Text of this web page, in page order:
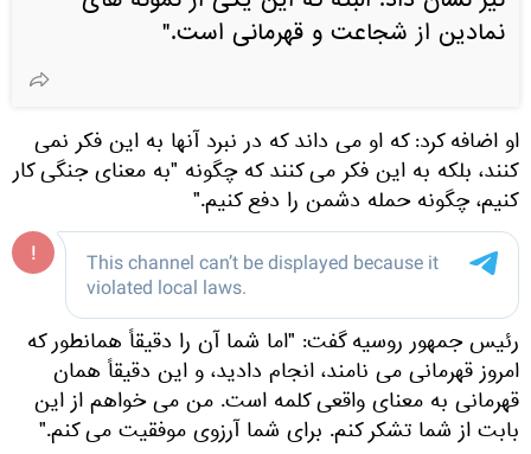
نمادین از شجاعت و قهرمانی است."
او اضافه کرد: که او می داند که در نبرد آنها به این فکر نمی
کنند، بلکه به این فکر می کنند که چگونه "به معنای جنگی کار
کنیم، چگونه حمله دشمن را دفع کنیم."
رئیس جمهور روسیه گفت: "اما شما آن را دقیقاً همانطور که
امروز قهرمانی می نامند، انجام دادید، و این دقیقاً همان
قهرمانی به معنای واقعی کلمه است. من می خواهم از این
بابت از شما تشکر کنم. برای شما آرزوی موفقیت می کنم."